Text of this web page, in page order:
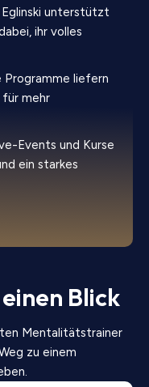
Eglinski unterstützt
ihr volles
Programme liefern
mehr
Events und Kurse
ein starkes
Blick
Mentalitätstrainer
zu einem